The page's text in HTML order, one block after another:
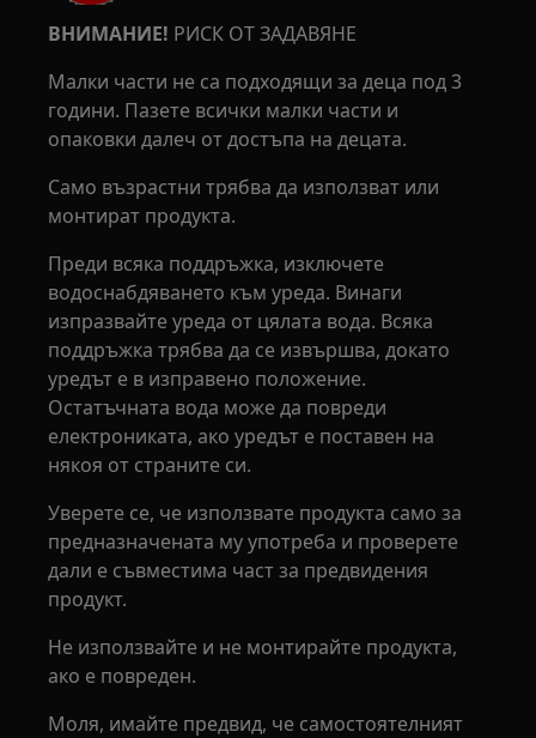
ВНИМАНИЕ! РИСК ОТ ЗАДАВЯНЕ
Малки части не са подходящи за деца под 3
години. Пазете всички малки части и
опаковки далеч от достъпа на децата.
Само възрастни трябва да използват или
монтират продукта.
Преди всяка поддръжка, изключете
водоснабдяването към уреда. Винаги
изпразвайте уреда от цялата вода. Всяка
поддръжка трябва да се извършва, докато
уредът е в изправено положение.
Остатъчната вода може да повреди
електрониката, ако уредът е поставен на
някоя от страните си.
Уверете се, че използвате продукта само за
предназначената му употреба и проверете
дали е съвместима част за предвидения
продукт.
Не използвайте и не монтирайте продукта,
ако е повреден.
Моля, имайте предвид, че самостоятелният